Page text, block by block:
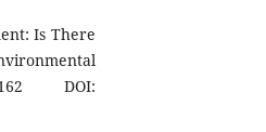
Is There
DOI: